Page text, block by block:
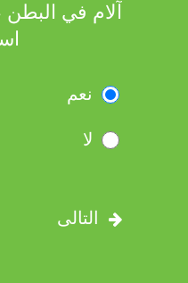
آلام في البطن
نعم
لا
التالى